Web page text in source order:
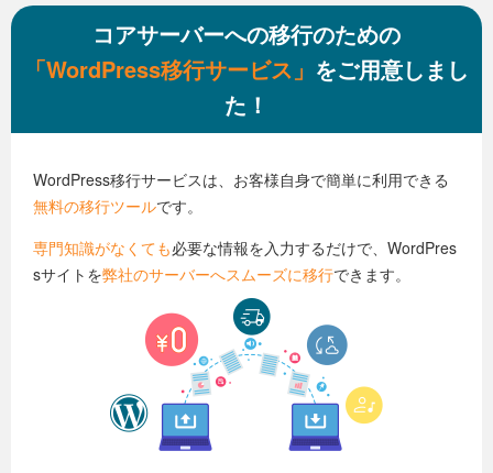
コアサーバーへの移行のための
「WordPress移行サービス」 をご用意しまし
た！
WordPress移行サービスは、お客様自身で簡単に利用できる
無料の移行ツールです。
専門知識がなくても必要な情報を入力するだけで、WordPres
sサイトを弊社のサーバーへスムーズに移行できます。